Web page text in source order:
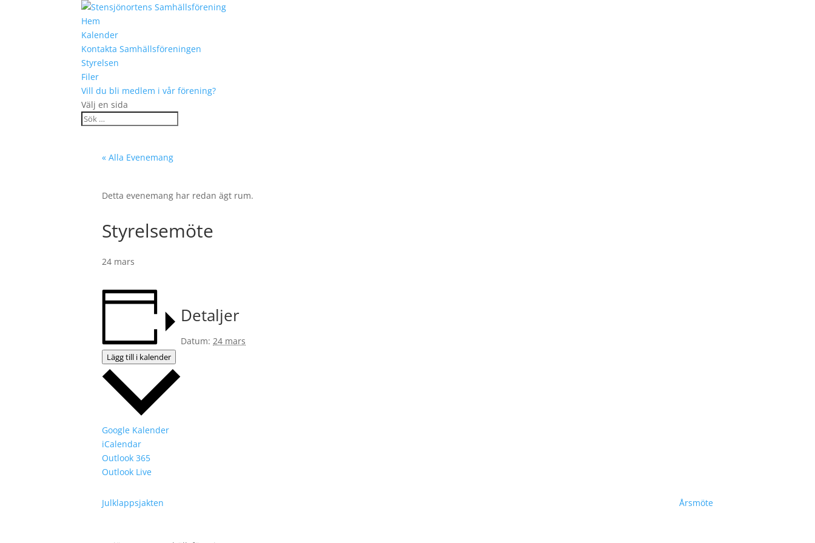
Hem
Kalender
Kontakta Samhällsföreningen
Styrelsen
Filer
Vill du bli medlem i vår förening?
Välj en sida
« Alla Evenemang
Detta evenemang har redan ägt rum.
Styrelsemöte
24 mars
Lägg till i kalender
Google Kalender
iCalendar
Outlook 365
Outlook Live
Detaljer
Datum: 24 mars
Julklappsjakten Årsmöte